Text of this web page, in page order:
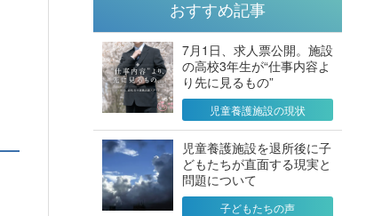
おすすめ記事
7月1日、求人票公開。施設
の高校3年生が“仕事内容よ
り先に見るもの”
児童養護施設の現状
児童養護施設を退所後に子
どもたちが直面する現実と
問題について
子どもたちの声